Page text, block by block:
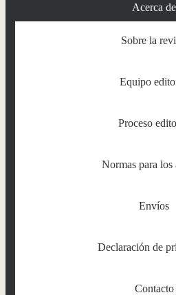
Acerca de
Sobre la
Equipo
Proceso
Normas para los
Envíos
Declaración de
Contacto